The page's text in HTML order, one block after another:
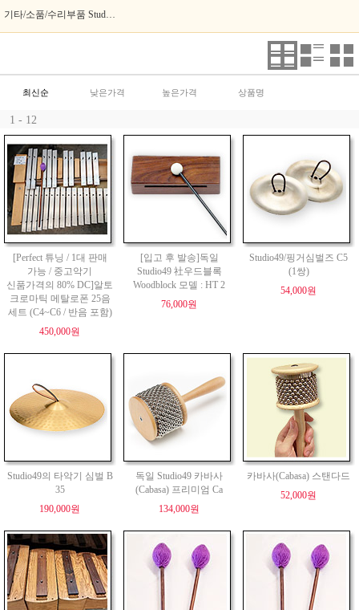
최신순 낮은가격 높은가격 상품명
1 - 12
[Perfect 튜닝 / 1대 판매
가능 / 중고악기
신품가격의 80% DC]알토
크로마틱 메탈로폰 25음
세트 (C4~C6 / 반음 포함)
450,000원
[입고 후 발송]독일
Studio49 社우드블록
Woodblock 모델 : HT 2
76,000원
Studio49/핑거심벌즈 C5
(1쌍)
54,000원
Studio49의 타악기 심벌 B
35
190,000원
독일 Studio49 카바사
(Cabasa) 프리미엄 Ca
134,000원
카바사(Cabasa) 스탠다드
52,000원